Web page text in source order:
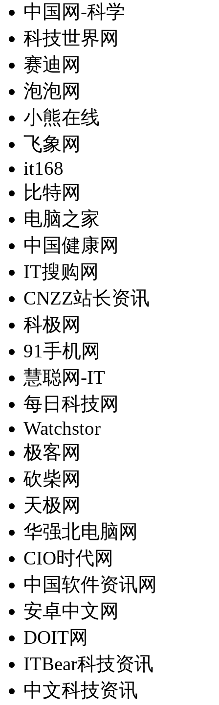
中国网-科学
科技世界网
赛迪网
泡泡网
小熊在线
飞象网
it168
比特网
电脑之家
中国健康网
IT搜购网
CNZZ站长资讯
科极网
91手机网
慧聪网-IT
每日科技网
Watchstor
极客网
砍柴网
天极网
华强北电脑网
CIO时代网
中国软件资讯网
安卓中文网
DOIT网
ITBear科技资讯
中文科技资讯